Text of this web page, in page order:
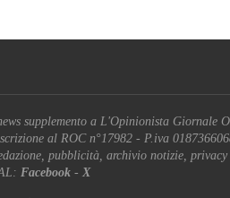
supplemento a L'Opinionista Giornale
al ROC n°17982 - P.iva
pubblicità, archivio notizie, privacy
Facebook- X